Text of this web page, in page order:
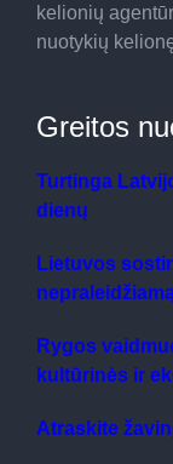
kelionių
nuotykių
Greitos
Turtinga
dienų
Lietuvos
Rygos
kultūrinės ir
Atraskite